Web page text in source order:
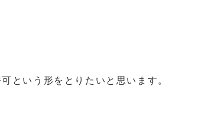
という形をとりたいと思います。